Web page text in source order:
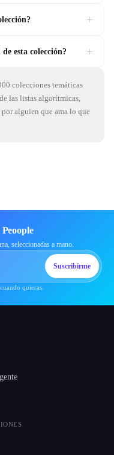
+
de esta colección? +
colecciones temáticas
las listas algorítmicas,
alguien que ama lo que
seleccionadas a mano.
Suscribirme
quieras.